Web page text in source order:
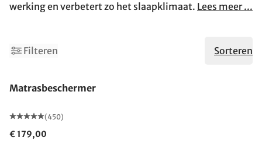
werking en verbetert zo het slaapklimaat. Lees meer ...
Filteren Sorteren
Matrasbeschermer
(450)
€ 179,00